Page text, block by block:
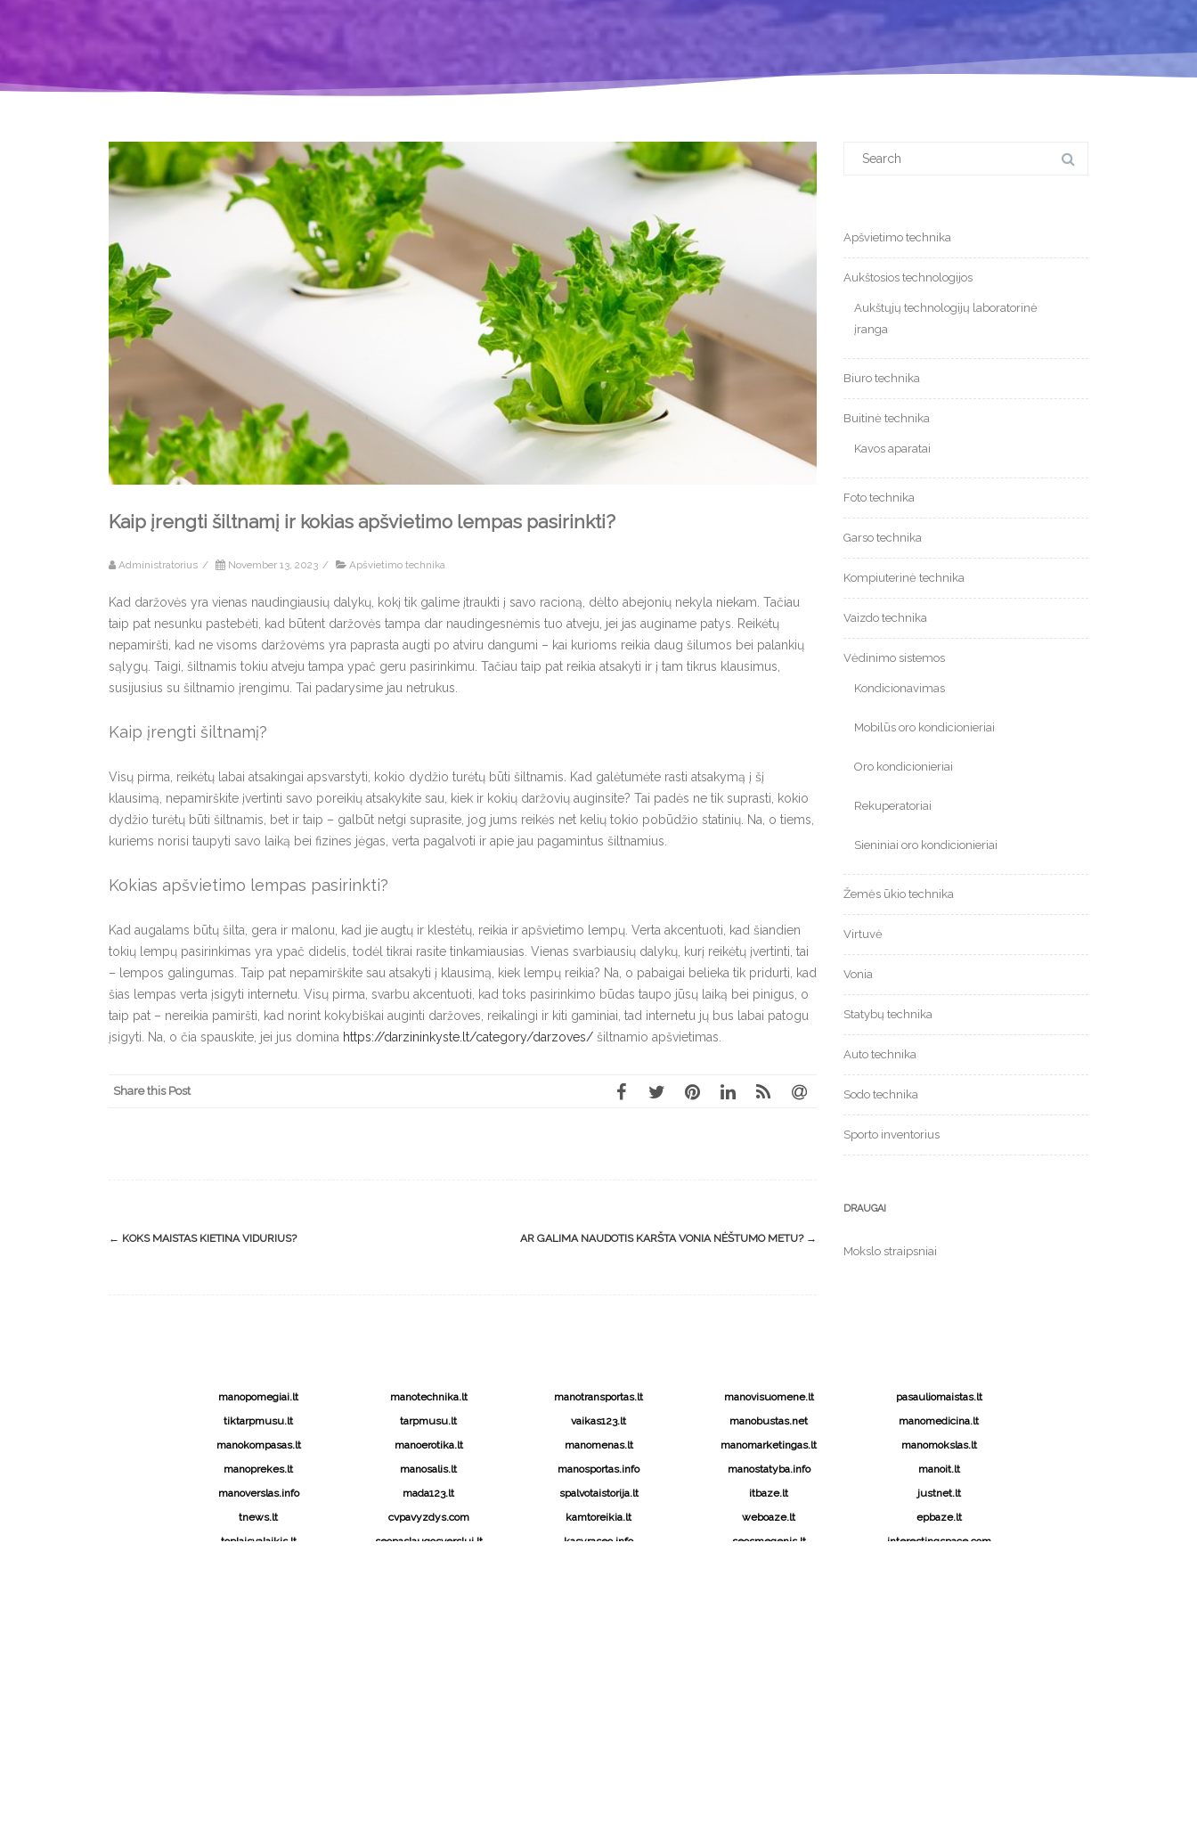
Kaip įrengti šiltnamį ir kokias apšvietimo lempas pasirinkti?
Administratorius / November 13, 2023 / Apšvietimo technika
Kad daržovės yra vienas naudingiausių dalykų, kokį tik galime įtraukti į savo racioną, dėlto abejonių nekyla niekam. Tačiau
taip pat nesunku pastebėti, kad būtent daržovės tampa dar naudingesnėmis tuo atveju, jei jas auginame patys. Reikėtų
nepamiršti, kad ne visoms daržovėms yra paprasta augti po atviru dangumi – kai kurioms reikia daug šilumos bei palankių
sąlygų. Taigi, šiltnamis tokiu atveju tampa ypač geru pasirinkimu. Tačiau taip pat reikia atsakyti ir į tam tikrus klausimus,
susijusius su šiltnamio įrengimu. Tai padarysime jau netrukus.
Kaip įrengti šiltnamį?
Visų pirma, reikėtų labai atsakingai apsvarstyti, kokio dydžio turėtų būti šiltnamis. Kad galėtumėte rasti atsakymą į šį
klausimą, nepamirškite įvertinti savo poreikių atsakykite sau, kiek ir kokių daržovių auginsite? Tai padės ne tik suprasti, kokio
dydžio turėtų būti šiltnamis, bet ir taip – galbūt netgi suprasite, jog jums reikės net kelių tokio pobūdžio statinių. Na, o tiems,
kuriems norisi taupyti savo laiką bei fizines jėgas, verta pagalvoti ir apie jau pagamintus šiltnamius.
Kokias apšvietimo lempas pasirinkti?
Kad augalams būtų šilta, gera ir malonu, kad jie augtų ir klestėtų, reikia ir apšvietimo lempų. Verta akcentuoti, kad šiandien
tokių lempų pasirinkimas yra ypač didelis, todėl tikrai rasite tinkamiausias. Vienas svarbiausių dalykų, kurį reikėtų įvertinti, tai
– lempos galingumas. Taip pat nepamirškite sau atsakyti į klausimą, kiek lempų reikia? Na, o pabaigai belieka tik pridurti, kad
šias lempas verta įsigyti internetu. Visų pirma, svarbu akcentuoti, kad toks pasirinkimo būdas taupo jūsų laiką bei pinigus, o
taip pat – nereikia pamiršti, kad norint kokybiškai auginti daržoves, reikalingi ir kiti gaminiai, tad internetu jų bus labai patogu
įsigyti. Na, o čia spauskite, jei jus domina https://darzininkyste.lt/category/darzoves/ šiltnamio apšvietimas.
Share this Post
Post
← KOKS MAISTAS KIETINA VIDURIUS? AR GALIMA NAUDOTIS KARŠTA VONIA NĖŠTUMO METU? →
Apšvietimo technika
Aukštosios technologijos
Aukštųjų technologijų laboratorinė
įranga
Biuro technika
Buitinė technika
Kavos aparatai
Foto technika
Garso technika
Kompiuterinė technika
Vaizdo technika
Vėdinimo sistemos
Kondicionavimas
Mobilūs oro kondicionieriai
Oro kondicionieriai
Rekuperatoriai
Sieniniai oro kondicionieriai
Žemės ūkio technika
Virtuvė
Vonia
Statybų technika
Auto technika
Sodo technika
Sporto inventorius
DRAUGAI
Mokslo straipsniai
manopomegiai.lt manotechnika.lt manotransportas.lt manovisuomene.lt
pasauliomaistas.lt
tiktarpmusu.lt
tarpmusu.lt vaikas123.lt manobustas.net
manomedicina.lt
manokompasas.lt
manoerotika.lt manomenas.lt manomarketingas.lt
manomokslas.lt
manoprekes.lt
manosalis.lt manosportas.info manostatyba.info
manoit.lt
manoverslas.info
mada123.lt spalvotaistorija.lt itbaze.lt
justnet.lt
tnews.lt
cvpavyzdys.com kamtoreikia.lt weboaze.lt
epbaze.lt
toplaisvalaikis.lt
seopaslaugosverslui.lt kasyraseo.info seosmegenis.lt
interestingspace.com